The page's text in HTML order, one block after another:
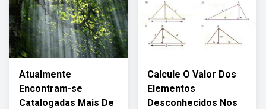
Atualmente
Encontram-se
Catalogadas Mais De
Calcule O Valor Dos
Elementos
Desconhecidos Nos